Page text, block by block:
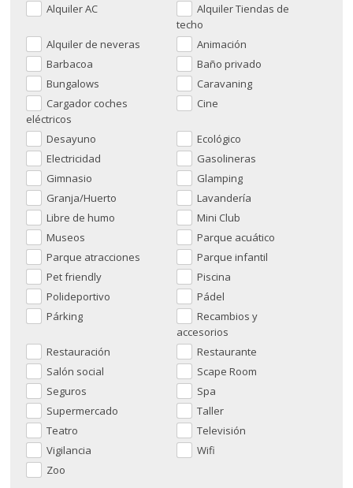
Alquiler AC
Alquiler Tiendas de
techo
Alquiler de neveras
Animación
Barbacoa
Baño privado
Bungalows
Caravaning
Cargador coches
eléctricos
Cine
Desayuno
Ecológico
Electricidad
Gasolineras
Gimnasio
Glamping
Granja/Huerto
Lavandería
Libre de humo
Mini Club
Museos
Parque acuático
Parque atracciones
Parque infantil
Pet friendly
Piscina
Polideportivo
Pádel
Párking
Recambios y
accesorios
Restauración
Restaurante
Salón social
Scape Room
Seguros
Spa
Supermercado
Taller
Teatro
Televisión
Vigilancia
Wifi
Zoo